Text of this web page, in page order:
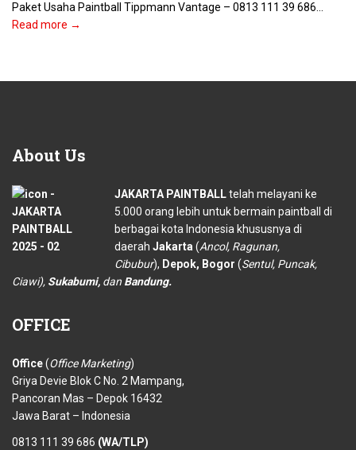
Paket Usaha Paintball Tippmann Vantage – 0813 111 39 686...
Read more →
About Us
JAKARTA PAINTBALLtelah melayani ke
5.000 orang lebih untuk bermain paintball di
berbagai kota Indonesia khususnya di
daerah Jakarta(Ancol, Ragunan,
Cibubur), Depok, Bogor (Sentul, Puncak,
Ciawi), Sukabumi, dan Bandung.
OFFICE
Office(Office Marketing)
Griya Devie Blok C No. 2 Mampang,
Pancoran Mas – Depok 16432
Jawa Barat – Indonesia
0813 111 39 686 (WA/TLP)